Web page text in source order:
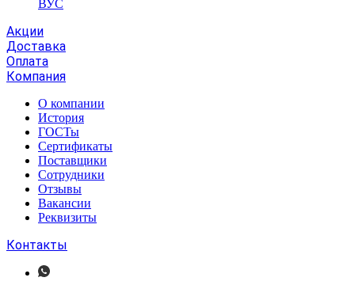
ВУС
Акции
Доставка
Оплата
Компания
О компании
История
ГОСТы
Сертификаты
Поставщики
Сотрудники
Отзывы
Вакансии
Реквизиты
Контакты